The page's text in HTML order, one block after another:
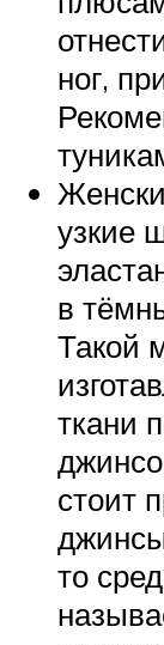
ног,
узкие
в
Такой
ткани
стоит
то